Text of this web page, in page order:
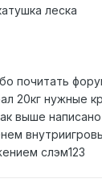
леска
почитать
20кг нужные
выше
слэм123